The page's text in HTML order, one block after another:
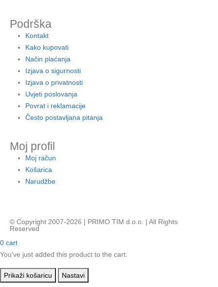
Podrška
Kontakt
Kako kupovati
Način plaćanja
Izjava o sigurnosti
Izjava o privatnosti
Uvjeti poslovanja
Povrat i reklamacije
Često postavljana pitanja
Moj profil
Moj račun
Košarica
Narudžbe
© Copyright 2007-2026 | PRIMO TIM d.o.o. | All Rights
Reserved
0 cart
You've just added this product to the cart:
Prikaži košaricu Nastavi